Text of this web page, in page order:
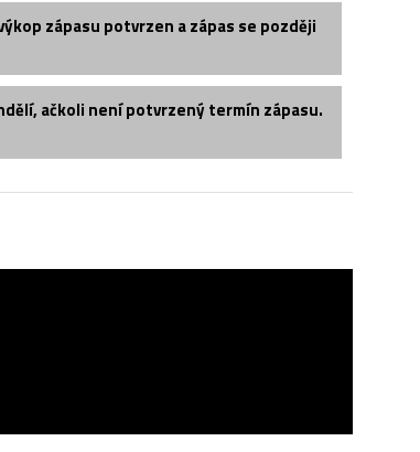
zápasu potvrzen a zápas se později
ačkoli není potvrzený termín zápasu.